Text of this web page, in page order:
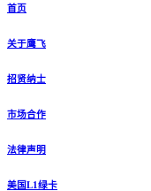
首页
关于鹰飞
招贤纳士
市场合作
法律声明
美国L1绿卡